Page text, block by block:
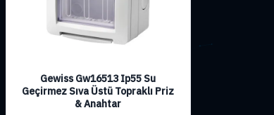
Gewiss Gw16513 Ip55 Su
Geçirmez Sıva Üstü Topraklı Priz
& Anahtar